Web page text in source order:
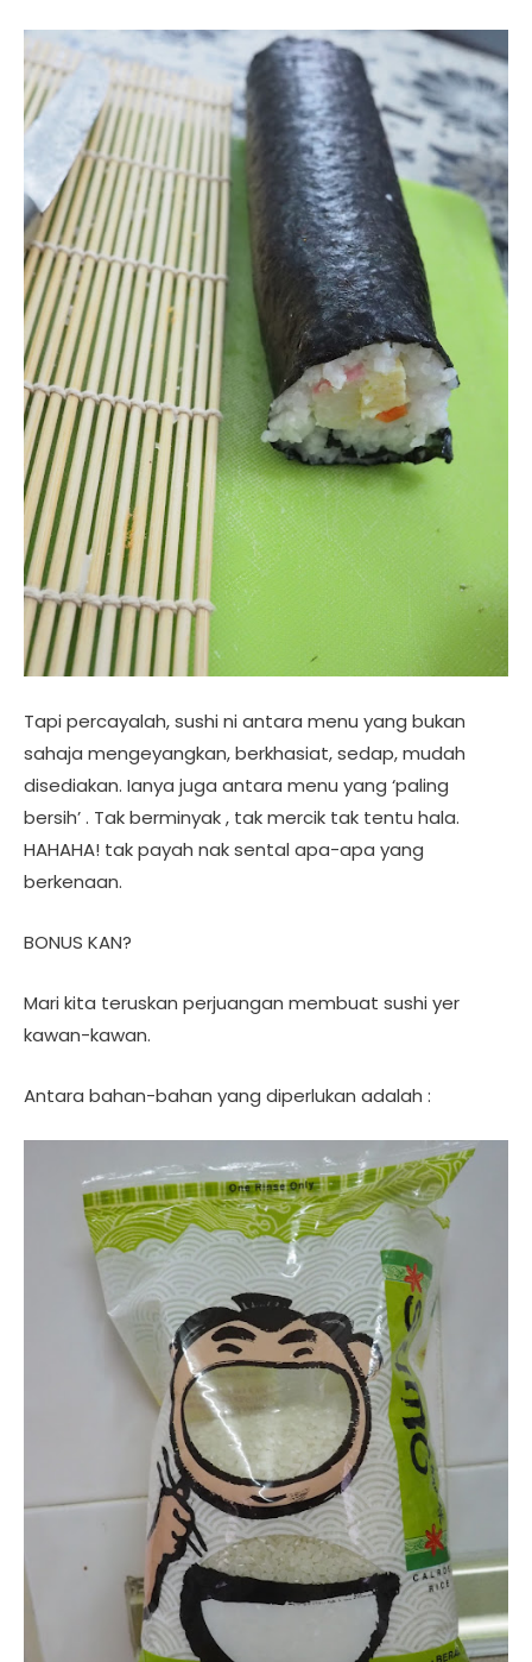
Tapi percayalah, sushi ni antara menu yang bukan
sahaja mengeyangkan, berkhasiat, sedap, mudah
disediakan. Ianya juga antara menu yang ‘paling
bersih’ . Tak berminyak , tak mercik tak tentu hala.
HAHAHA! tak payah nak sental apa-apa yang
berkenaan.
BONUS KAN?
Mari kita teruskan perjuangan membuat sushi yer
kawan-kawan.
Antara bahan-bahan yang diperlukan adalah :